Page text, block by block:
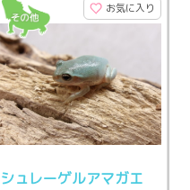
お気に入り
シュレーゲルアマガエ